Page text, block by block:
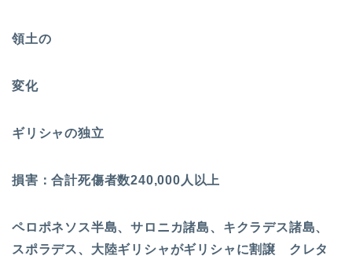
領土の
変化
ギリシャの独立
損害：合計死傷者数240,000人以上
ペロポネソス半島、サロニカ諸島、キクラデス諸島、
スポラデス、大陸ギリシャがギリシャに割譲 クレタ